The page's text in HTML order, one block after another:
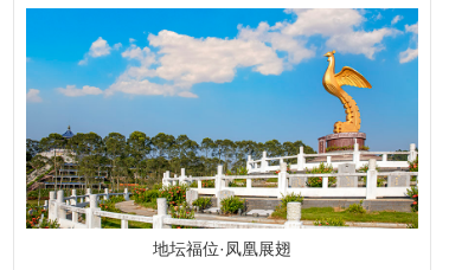
地坛福位·凤凰展翅